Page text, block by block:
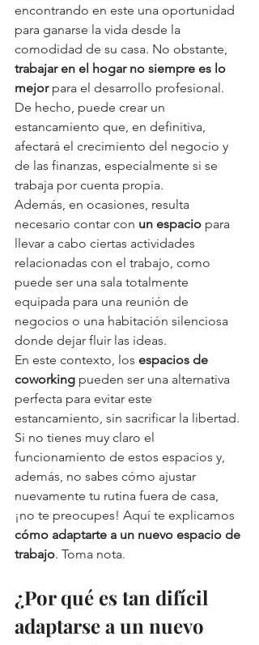
encontrando en este una oportunidad
para ganarse la vida desde la
comodidad de su casa. No obstante,
trabajar en el hogar no siempre es lo
mejor para el desarrollo profesional.
De hecho, puede crear un
estancamiento que, en definitiva,
afectará el crecimiento del negocio y
de las finanzas, especialmente si se
trabaja por cuenta propia.
Además, en ocasiones, resulta
necesario contar con un espacio para
llevar a cabo ciertas actividades
relacionadas con el trabajo, como
puede ser una sala totalmente
equipada para una reunión de
negocios o una habitación silenciosa
donde dejar fluir las ideas.
En este contexto, los espacios de
coworking pueden ser una alternativa
perfecta para evitar este
estancamiento, sin sacrificar la libertad.
Si no tienes muy claro el
funcionamiento de estos espacios y,
además, no sabes cómo ajustar
nuevamente tu rutina fuera de casa,
¡no te preocupes! Aquí te explicamos
cómo adaptarte a un nuevo espacio de
trabajo. Toma nota.
¿Por qué es tan difícil
adaptarse a un nuevo